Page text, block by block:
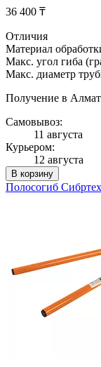
36 400 ₸
Отличия
Материал
Макс. угол гиба
Макс. диаметр
Получение в
Самовывоз:
11 августа
Курьером:
12 августа
В корзину
Полосогиб